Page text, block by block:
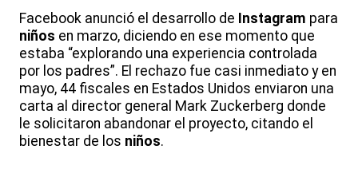
Facebook anunció el desarrollo de Instagram para
niños en marzo, diciendo en ese momento que
estaba “explorando una experiencia controlada
por los padres”. El rechazo fue casi inmediato y en
mayo, 44 fiscales en Estados Unidos enviaron una
carta al director general Mark Zuckerberg donde
le solicitaron abandonar el proyecto, citando el
bienestar de los niños.